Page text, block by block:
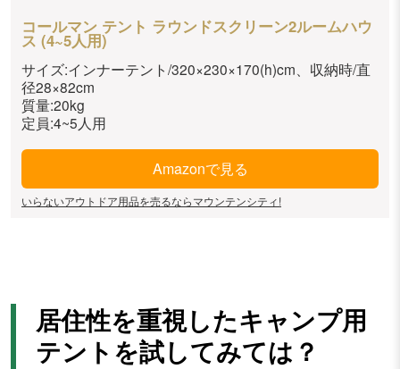
コールマン テント ラウンドスクリーン2ルームハウ
ス (4~5人用)
サイズ:インナーテント/320×230×170(h)cm、収納時/直
径28×82cm
質量:20kg
定員:4~5人用
Amazonで見る
いらないアウトドア用品を売るならマウンテンシティ!
居住性を重視したキャンプ用
テントを試してみては？